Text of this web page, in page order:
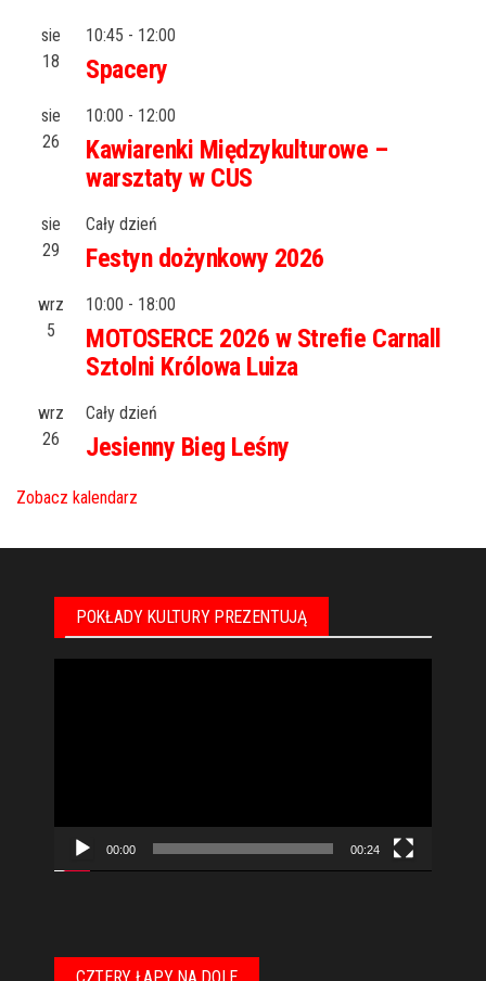
sie
18
10:45 - 12:00
Spacery
sie
26
10:00 - 12:00
Kawiarenki Międzykulturowe –
warsztaty w CUS
sie
29
Cały dzień
Festyn dożynkowy 2026
wrz
5
10:00 - 18:00
MOTOSERCE 2026 w Strefie Carnall
Sztolni Królowa Luiza
wrz
26
Cały dzień
Jesienny Bieg Leśny
Zobacz kalendarz
POKŁADY KULTURY PREZENTUJĄ
00:00 00:24